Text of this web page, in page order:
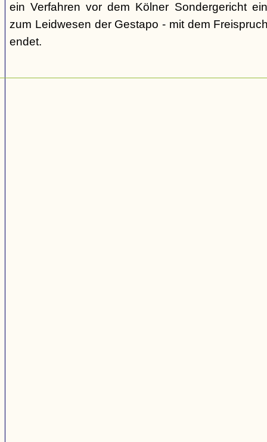
ein Verfahren vor dem Kölner Sondergericht
zum Leidwesen der Gestapo - mit dem
endet.